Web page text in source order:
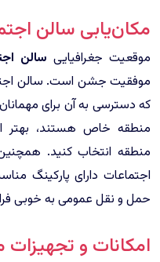
مکان‌یابی سالن
موقعیت جغرافیایی سالن
موفقیت جشن است. سالن
که دسترسی به آن برای
منطقه خاص هستند، بهتر
منطقه انتخاب کنید.
اجتماعات دارای پارکینگ
حمل و نقل عمومی به خوبی
امکانات و تجهیزات